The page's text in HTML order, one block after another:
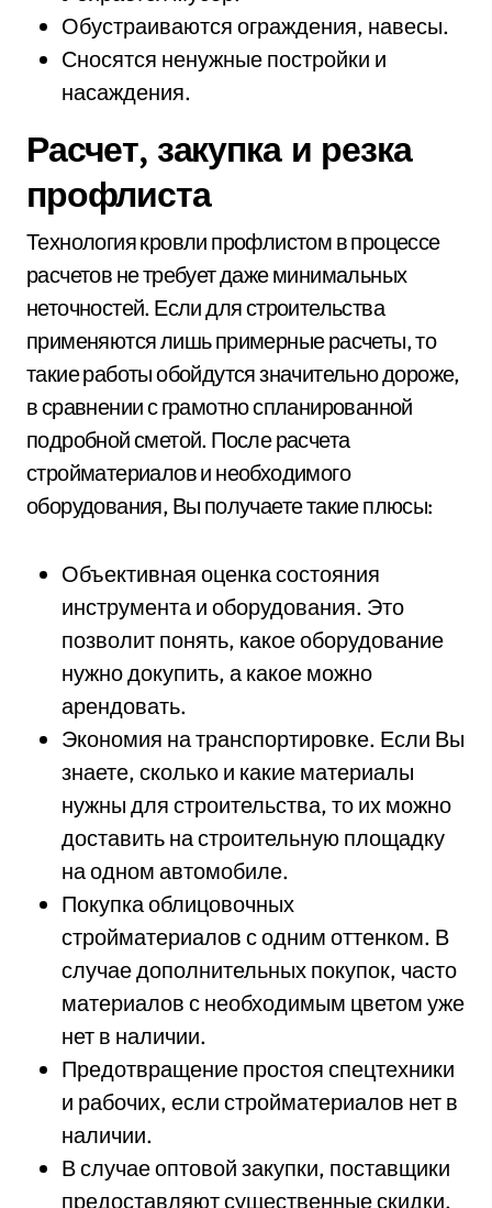
Обустраиваются ограждения, навесы.
Сносятся ненужные постройки и
насаждения.
Расчет, закупка и резка
профлиста
Технология кровли профлистом в процессе
расчетов не требует даже минимальных
неточностей. Если для строительства
применяются лишь примерные расчеты, то
такие работы обойдутся значительно дороже,
в сравнении с грамотно спланированной
подробной сметой. После расчета
стройматериалов и необходимого
оборудования, Вы получаете такие плюсы:
Объективная оценка состояния
инструмента и оборудования. Это
позволит понять, какое оборудование
нужно докупить, а какое можно
арендовать.
Экономия на транспортировке. Если Вы
знаете, сколько и какие материалы
нужны для строительства, то их можно
доставить на строительную площадку
на одном автомобиле.
Покупка облицовочных
стройматериалов с одним оттенком. В
случае дополнительных покупок, часто
материалов с необходимым цветом уже
нет в наличии.
Предотвращение простоя спецтехники
и рабочих, если стройматериалов нет в
наличии.
В случае оптовой закупки, поставщики
предоставляют существенные скидки.